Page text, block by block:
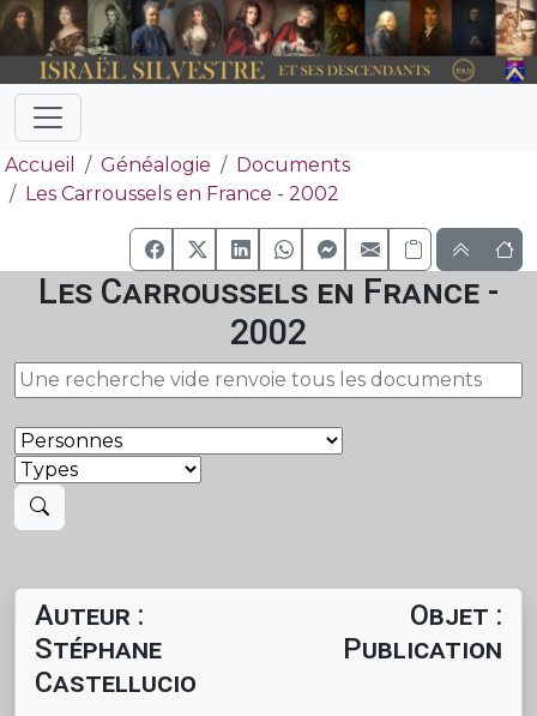
Accueil Généalogie
Documents
Les Carroussels en France - 2002
Les Carroussels en France -
2002
Auteur :
Stéphane
Castellucio
Objet :
Publication